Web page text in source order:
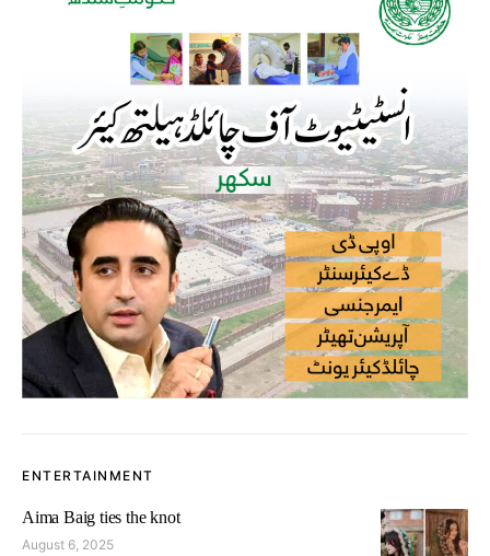
ENTERTAINMENT
Aima Baig ties the knot
August 6, 2025